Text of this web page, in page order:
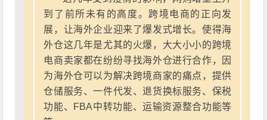
到了前所未有的高度。跨境电商的正向发
展，让海外企业迎来了爆发式增长。使得海
外仓这几年是尤其的火爆，大大小小的跨境
电商卖家都在纷纷寻找海外仓进行合作，因
为海外仓可以为解决跨境商家的痛点，提供
仓储服务、一件代发、退货换标服务、保税
功能、FBA中转功能、运输资源整合功能等